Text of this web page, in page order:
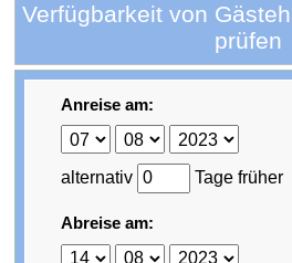
Verfügbarkeit von
prüfen
Anreise am:
alternativ Tage früher
Abreise am: